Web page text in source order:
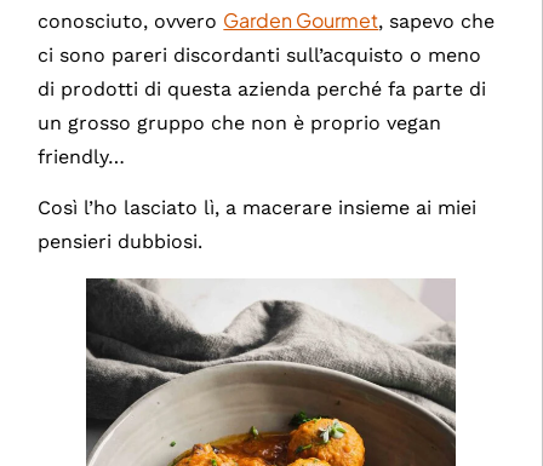
conosciuto, ovvero Garden Gourmet, sapevo che
ci sono pareri discordanti sull’acquisto o meno
di prodotti di questa azienda perché fa parte di
un grosso gruppo che non è proprio vegan
friendly…
Così l’ho lasciato lì, a macerare insieme ai miei
pensieri dubbiosi.